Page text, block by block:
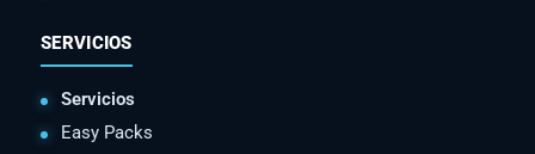
SERVICIOS
Servicios
Easy Packs